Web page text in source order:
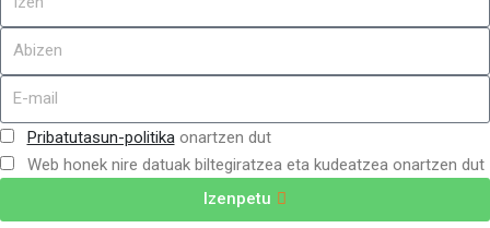
Pribatutasun-politikaonartzen dut
Web honek nire datuak biltegiratzea eta kudeatzea onartzen dut
Izenpetu